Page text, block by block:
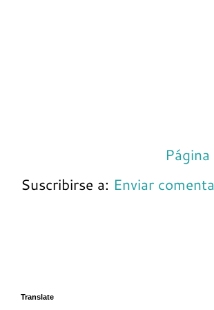
Suscribirse a: Enviar
Translate